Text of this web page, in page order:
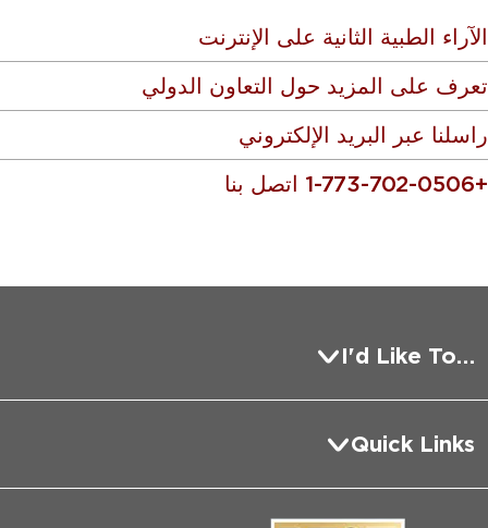
الآراء الطبية الثانية على الإنترنت
تعرف على المزيد حول التعاون الدولي
راسلنا عبر البريد الإلكتروني
+1-773-702-0506 اتصل بنا
…I'd Like To
أسجل كمريض
أحيل مريض دولي
Quick Links
التعاون الدولي